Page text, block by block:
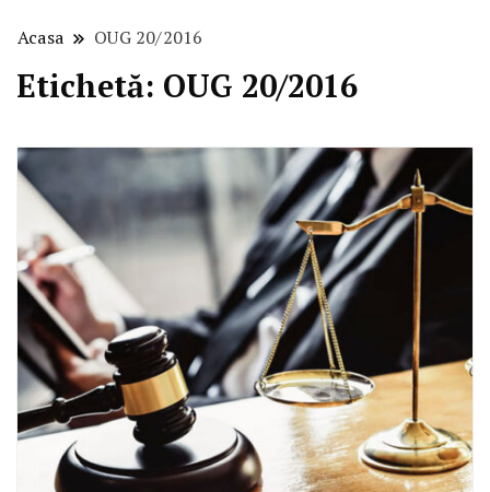
Acasa OUG 20/2016
Etichetă: OUG 20/2016